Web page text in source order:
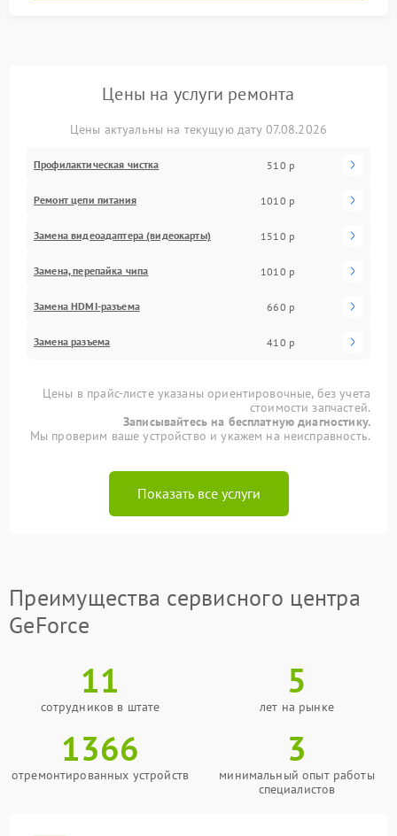
Цены на услуги ремонта
Цены актуальны на текущую дату 07.08.2026
Профилактическая чистка 510 р
Ремонт цепи питания 1010 р
Замена видеоадаптера (видеокарты) 1510 р
Замена, перепайка чипа 1010 р
Замена HDMI-разъема 660 р
Замена разъема 410 р
Цены в прайс-листе указаны ориентировочные, без учета
стоимости запчастей.
Записывайтесь на бесплатную диагностику.
Мы проверим ваше устройство и укажем на неисправность.
Показать все услуги
Преимущества сервисного центра
GeForce
11
сотрудников в штате
5
лет на рынке
1366
отремонтированных устройств
3
минимальный опыт работы
специалистов